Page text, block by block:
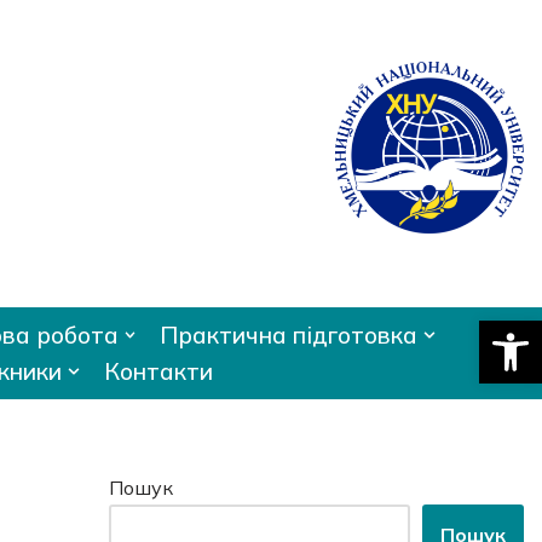
робота
Практична підготовка
Контакти
Пошук
Пошук